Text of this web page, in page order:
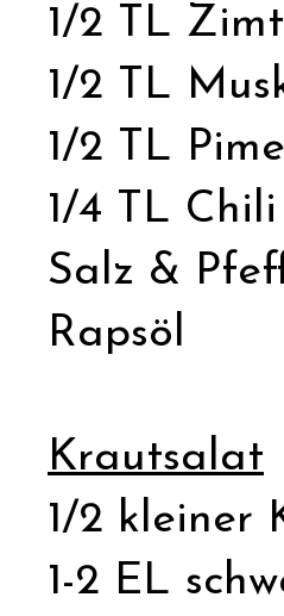
1/2 TL Zimt
1/2 TL
1/2 TL
1/4 TL Chili
Salz &
Rapsöl
Krautsalat
1/2 kleiner
1-2 EL